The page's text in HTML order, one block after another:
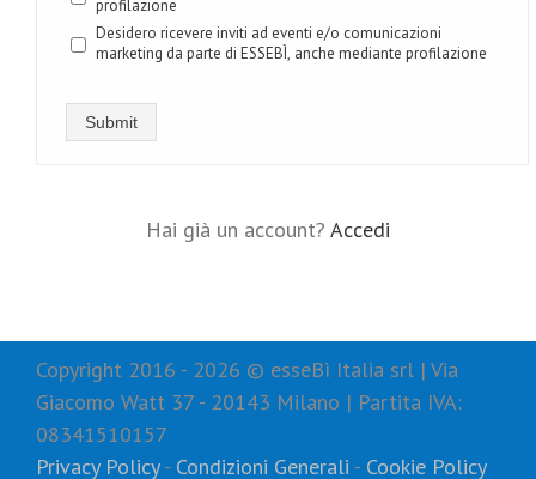
profilazione
Desidero ricevere inviti ad eventi e/o comunicazioni
marketing da parte di ESSEBÌ, anche mediante profilazione
Submit
Hai già un account? Accedi
Copyright 2016 - 2026 © esseBì Italia srl | Via
Giacomo Watt 37 - 20143 Milano | Partita IVA:
08341510157
Privacy Policy- Condizioni Generali - Cookie Policy